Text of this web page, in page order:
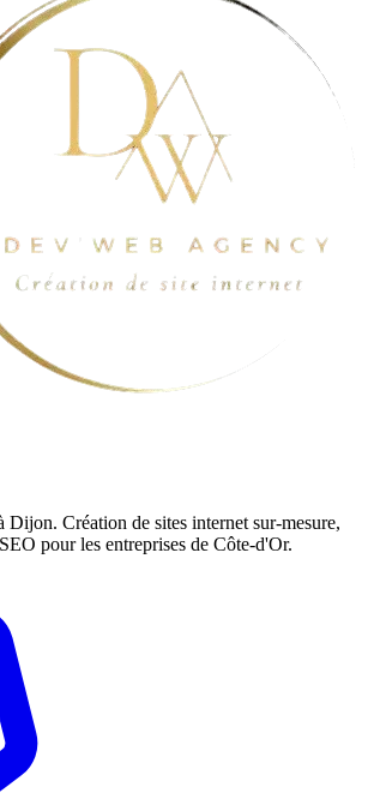
Dijon. Création de sites internet sur-mesure,
pour les entreprises de Côte-d'Or.